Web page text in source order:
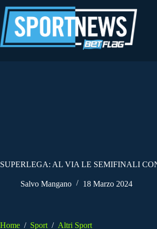
al
contenuto
SUPERLEGA: AL VIA LE SEMIFINALI
Salvo Mangano 18 Marzo 2024
Home / Sport / Altri Sport